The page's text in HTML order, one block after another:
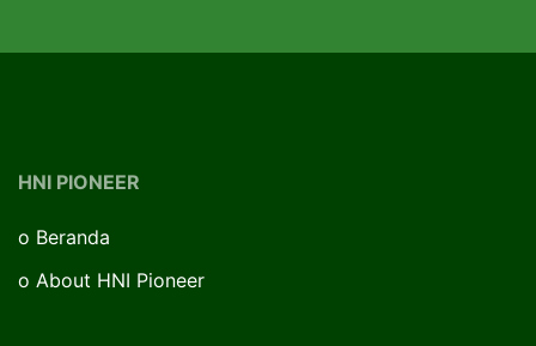
HNI PIONEER
o Beranda
o About HNI Pioneer